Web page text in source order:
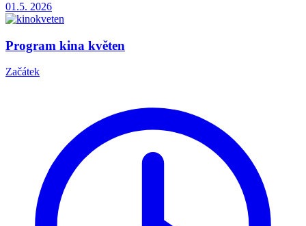
01.5. 2026
Program kina květen
Začátek